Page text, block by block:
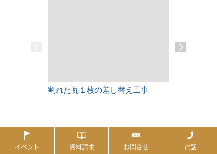
割れた瓦１枚の差し替え工事
イベント 資料請求 お問合せ 電話